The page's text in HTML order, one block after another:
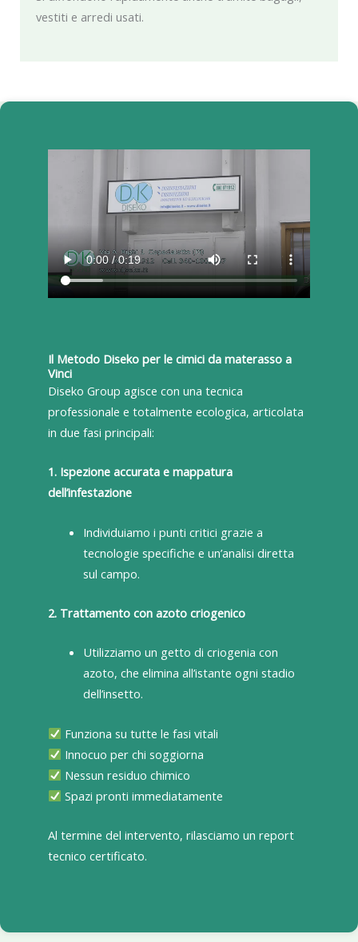
vestiti e arredi usati.
Il Metodo Diseko per le cimici da materasso a
Vinci
Diseko Group agisce con una tecnica
professionale e totalmente ecologica, articolata
in due fasi principali:
1. Ispezione accurata e mappatura
dell’infestazione
Individuiamo i punti critici grazie a
tecnologie specifiche e un’analisi diretta
sul campo.
2. Trattamento con azoto criogenico
Utilizziamo un getto di criogenia con
azoto, che elimina all’istante ogni stadio
dell’insetto.
Funziona su tutte le fasi vitali
Innocuo per chi soggiorna
Nessun residuo chimico
Spazi pronti immediatamente
Al termine del intervento, rilasciamo un report
tecnico certificato.